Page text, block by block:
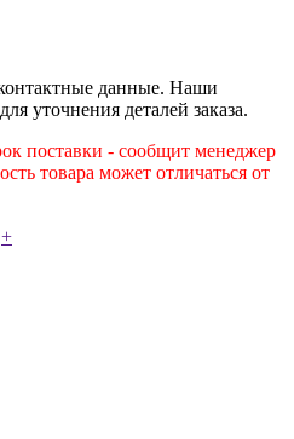
данные. Наши
уточнения деталей заказа.
поставки - сообщит менеджер
товара может отличаться от
+